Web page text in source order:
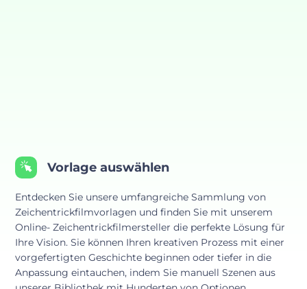
Vorlage auswählen
Entdecken Sie unsere umfangreiche Sammlung von
Zeichentrickfilmvorlagen und finden Sie mit unserem
Online- Zeichentrickfilmersteller die perfekte Lösung für
Ihre Vision. Sie können Ihren kreativen Prozess mit einer
vorgefertigten Geschichte beginnen oder tiefer in die
Anpassung eintauchen, indem Sie manuell Szenen aus